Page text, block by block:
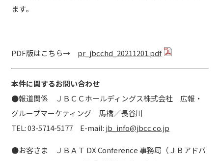
ます。
PDF版はこちら→ pr_jbcchd_20211201.pdf
本件に関するお問い合わせ
●報道関係 ＪＢＣＣホールディングス株式会社 広報・
グループマーケティング 馬橋／長谷川
TEL: 03-5714-5177 E-mail: jb_info@jbcc.co.jp
●お客さま ＪＢＡＴ DX Conference 事務局（ＪＢアドバ